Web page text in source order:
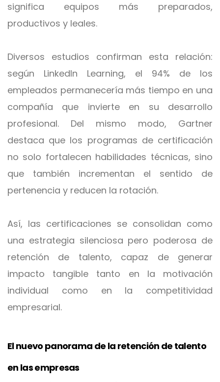
significa equipos más preparados,
productivos y leales.
Diversos estudios confirman esta relación:
según LinkedIn Learning, el 94% de los
empleados permanecería más tiempo en una
compañía que invierte en su desarrollo
profesional. Del mismo modo, Gartner
destaca que los programas de certificación
no solo fortalecen habilidades técnicas, sino
que también incrementan el sentido de
pertenencia y reducen la rotación.
Así, las certificaciones se consolidan como
una estrategia silenciosa pero poderosa de
retención de talento, capaz de generar
impacto tangible tanto en la motivación
individual como en la competitividad
empresarial.
El nuevo panorama de la retención de talento
en las empresas